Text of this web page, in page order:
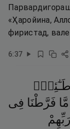
«Ҳаройина,
фиристад,
6:37
طَـٰٓئِرٍۢ
مَّا فَرَّطْنَا فِى